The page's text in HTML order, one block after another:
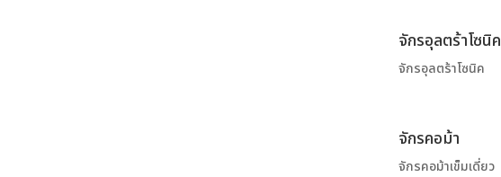
จักรอุลตร้าโซนิค
จักรอุลตร้าโซนิค
จักรคอม้า
จักรคอม้าเข็มเดี่ยว